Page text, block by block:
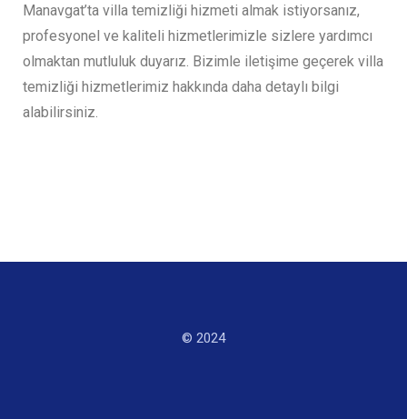
Manavgat’ta villa temizliği hizmeti almak istiyorsanız,
profesyonel ve kaliteli hizmetlerimizle sizlere yardımcı
olmaktan mutluluk duyarız. Bizimle iletişime geçerek villa
temizliği hizmetlerimiz hakkında daha detaylı bilgi
alabilirsiniz.
© 2024